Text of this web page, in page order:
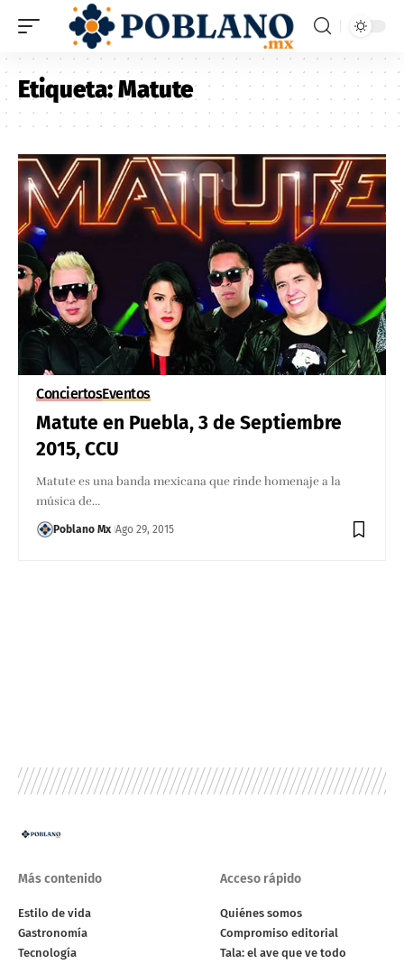
Etiqueta:Matute
ConciertosEventos
Matute en Puebla, 3 de Septiembre
2015, CCU
Matute es una banda mexicana que rinde homenaje a la
música de…
Poblano Mx Ago 29, 2015
Más contenido
Estilo de vida
Gastronomía
Tecnología
Acceso rápido
Quiénes somos
Compromiso editorial
Tala: el ave que ve todo